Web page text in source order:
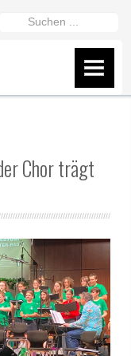
Suchen
Chor trägt